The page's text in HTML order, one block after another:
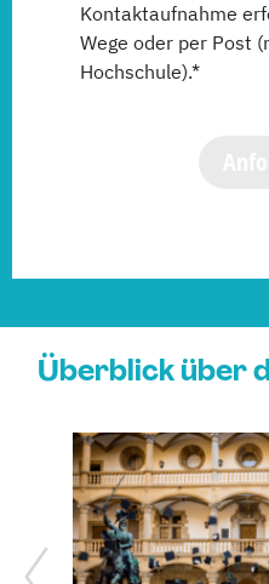
Kontaktaufnahme
Wege oder per Post
Hochschule).*
Überblick über